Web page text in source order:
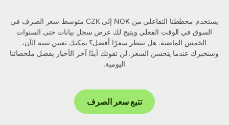
يستخدم مخططنا التفاعلي من NOK إلى CZK متوسط ​​سعر الصرف في
السوق في الوقت الفعلي ويتيح لك عرض سجل بيانات حتى السنوات
الخمس الماضية. هل تنتظر سعرًا أفضل؟ يمكنك تعيين تنبيه الآن،
وسنخبرك عندما يتحسن السعر. لن تفوتك أبدًا آخر الأخبار بفضل ملخصاتنا
اليومية.
تتبع سعر الصرف